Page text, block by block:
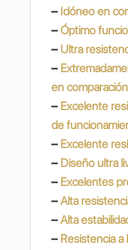
– Idóneo en
– Óptimo
– Ultra
–
en
– Excelente
de
– Excelente
– Diseño ultra
– Excelentes
– Alta
– Alta
– Resistencia a